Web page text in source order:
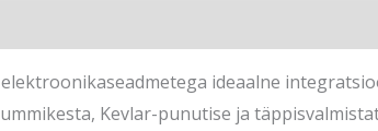
ideaalne
Kevlar-punutise ja